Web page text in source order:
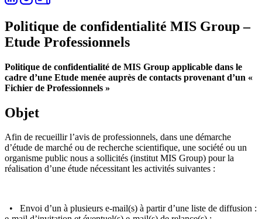
Politique de confidentialité MIS Group –
Etude Professionnels
Politique de confidentialité de MIS Group applicable dans le
cadre d’une Etude menée auprès de contacts provenant d’un «
Fichier de Professionnels »
Objet
Afin de recueillir l’avis de professionnels, dans une démarche
d’étude de marché ou de recherche scientifique, une société ou un
organisme public nous a sollicités (institut MIS Group) pour la
réalisation d’une étude nécessitant les activités suivantes :
• Envoi d’un à plusieurs e-mail(s) à partir d’une liste de diffusion :